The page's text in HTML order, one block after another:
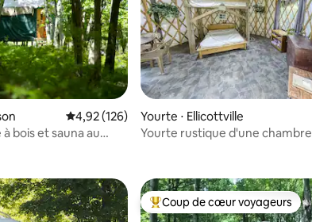
129 commentaires : 4,98 sur 5
Évaluation moyenne sur la base de 126
4,92 (126)
bois et sauna au
Yourte ⋅ Ellicottville
Yourte rustique d'une
Coups de cœur voyageurs les
Coup de cœur voyageurs